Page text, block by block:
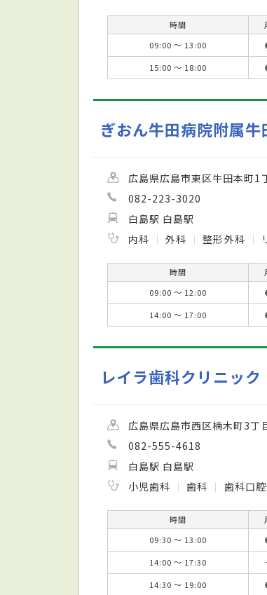
時間
09:00 ～ 13:00
15:00 ～ 18:00
ぎおん牛田病院附属
広島県広島市東区牛田本町1
082-223-3020
白島駅 白島駅
内科
外科 整形外科
時間
09:00 ～ 12:00
14:00 ～ 17:00
レイラ歯科クリニック
広島県広島市西区楠木町3丁
082-555-4618
白島駅 白島駅
小児歯科
歯科 歯科口
時間
09:30 ～ 13:00
14:00 ～ 17:30
14:30 ～ 19:00